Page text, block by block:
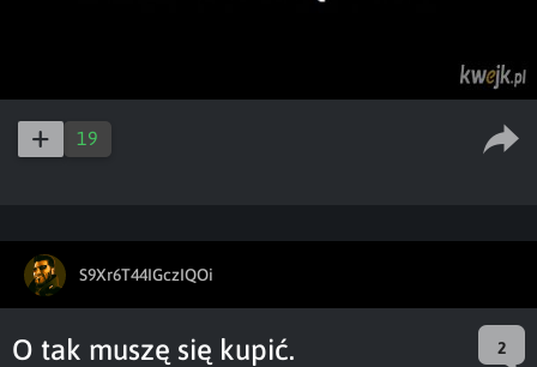
19
S9Xr6T44IGczIQOi
O tak muszę się kupić. 2